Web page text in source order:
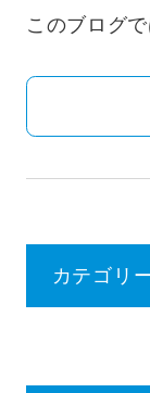
このブログ
カテゴリ